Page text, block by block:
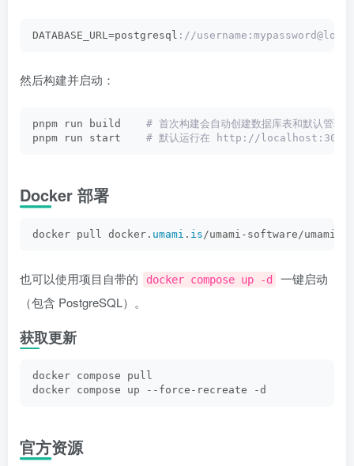
DATABASE_URL=postgresql ://
然后构建并启动：
pnpm run build
# 首次构建会自动创建数据库表和默认管
pnpm run start
# 默认运行在 http://localhost:3000
Docker 部署
docker pull docker. umami . is/umami-software/
也可以使用项目自带的 docker compose up -d
一键启动
（包含 PostgreSQL）。
获取更新
docker compose pull
docker compose up --force-recreate -d
官方资源